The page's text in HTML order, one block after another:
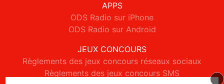
APPS
ODS Radio sur iPhone
ODS Radio sur Android
JEUX CONCOURS
Règlements des jeux concours réseaux sociaux
Règlements des jeux concours SMS